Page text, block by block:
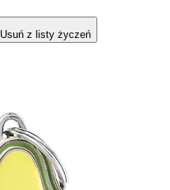
Usuń z listy życzeń